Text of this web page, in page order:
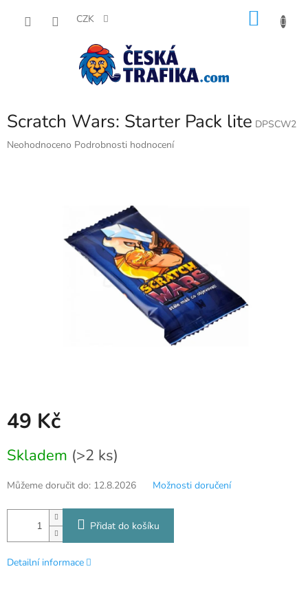
CZK
Scratch Wars: Starter Pack lite DPSCW2
Průměrné
Neohodnoceno Podrobnosti hodnocení
49 Kč
cena:
Skladem (>2 ks)
Můžeme doručit do: 12.8.2026 Možnosti doručení
Přidat do košíku
Detailní informace